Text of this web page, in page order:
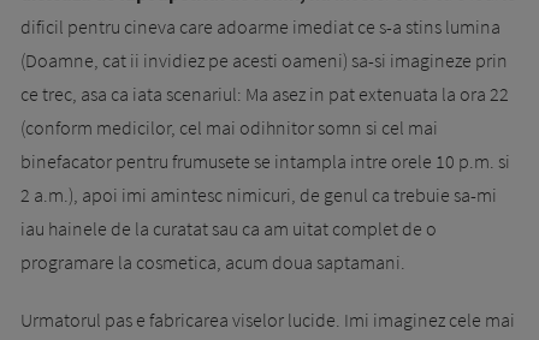
dificil pentru cineva care adoarme imediat ce s-a stins lumina
(Doamne, cat ii invidiez pe acesti oameni) sa-si imagineze prin
ce trec, asa ca iata scenariul: Ma asez in pat extenuata la ora 22
(conform medicilor, cel mai odihnitor somn si cel mai
binefacator pentru frumusete se intampla intre orele 10 p.m. si
2 a.m.), apoi imi amintesc nimicuri, de genul ca trebuie sa-mi
iau hainele de la curatat sau ca am uitat complet de o
programare la cosmetica, acum doua saptamani.
Urmatorul pas e fabricarea viselor lucide. Imi imaginez cele mai